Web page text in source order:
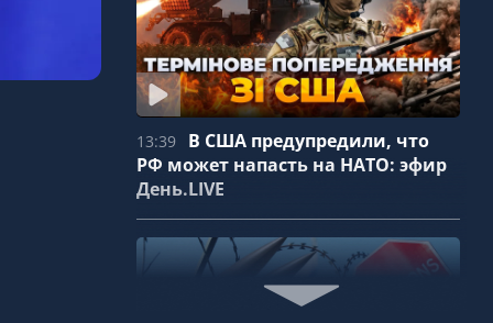
13:39
В США предупредили, что
РФ может напасть на НАТО: эфир
День.LIVE